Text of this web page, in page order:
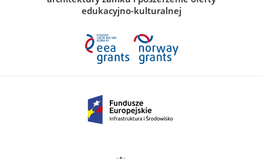
edukacyjno-kulturalnej